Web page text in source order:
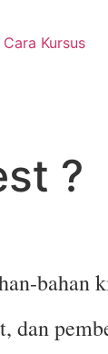
Cara Kursus
?
bahan
dan